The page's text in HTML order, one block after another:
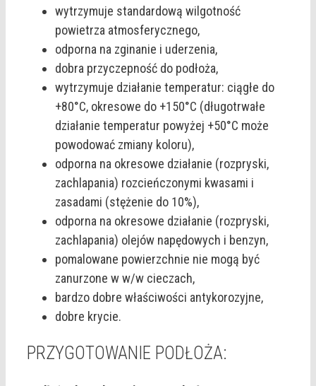
wytrzymuje standardową wilgotność
powietrza atmosferycznego,
odporna na zginanie i uderzenia,
dobra przyczepność do podłoża,
wytrzymuje działanie temperatur: ciągłe do
+80°C, okresowe do +150°C (długotrwałe
działanie temperatur powyżej +50°C może
powodować zmiany koloru),
odporna na okresowe działanie (rozpryski,
zachlapania) rozcieńczonymi kwasami i
zasadami (stężenie do 10%),
odporna na okresowe działanie (rozpryski,
zachlapania) olejów napędowych i benzyn,
pomalowane powierzchnie nie mogą być
zanurzone w w/w cieczach,
bardzo dobre właściwości antykorozyjne,
dobre krycie.
PRZYGOTOWANIE PODŁOŻA: